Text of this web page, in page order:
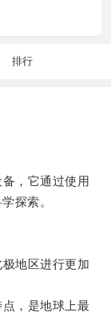
排行
，它通过使用
探索。
地区进行更加
，是地球上最